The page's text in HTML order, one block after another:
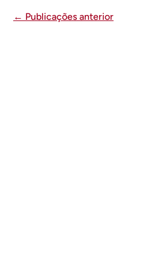
← Publicações anterior